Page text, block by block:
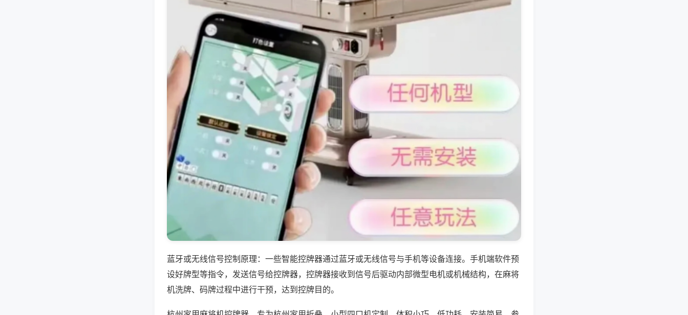
蓝牙或无线信号控制原理：一些智能控牌器通过蓝牙或无线信号与手机等设备连接。手机端软件预
设好牌型等指令，发送信号给控牌器，控牌器接收到信号后驱动内部微型电机或机械结构，在麻将
机洗牌、码牌过程中进行干预，达到控牌目的。